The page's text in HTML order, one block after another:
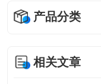
产品分类
相关文章